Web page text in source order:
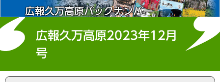
広報久万高原バックナンバー
広報久万高原2023年12月
号